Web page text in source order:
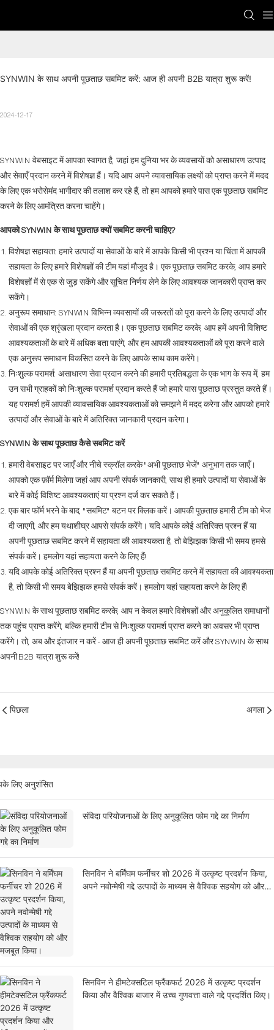
SYNWIN के साथ अपनी पूछताछ सबमिट करें: आज ही अपनी B2B यात्रा शुरू करें!
2024-12-17
SYNWIN वेबसाइट में आपका स्वागत है, जहां हम दुनिया भर के व्यवसायों को असाधारण उत्पाद
और सेवाएँ प्रदान करने में विशेषज्ञ हैं। यदि आप अपने व्यावसायिक लक्ष्यों को प्राप्त करने में मदद
के लिए एक भरोसेमंद भागीदार की तलाश कर रहे हैं, तो हम आपको हमारे पास एक पूछताछ सबमिट
करने के लिए आमंत्रित करना चाहेंगे।
आपको SYNWIN के साथ पूछताछ क्यों सबमिट करनी चाहिए?
विशेषज्ञ सहायता: हमारे उत्पादों या सेवाओं के बारे में आपके किसी भी प्रश्न या चिंता में आपकी
सहायता के लिए हमारे विशेषज्ञों की टीम यहां मौजूद है। एक पूछताछ सबमिट करके, आप हमारे
विशेषज्ञों में से एक से जुड़ सकेंगे और सूचित निर्णय लेने के लिए आवश्यक जानकारी प्राप्त कर
सकेंगे।
अनुरूप समाधान: SYNWIN विभिन्न व्यवसायों की जरूरतों को पूरा करने के लिए उत्पादों और
सेवाओं की एक श्रृंखला प्रदान करता है। एक पूछताछ सबमिट करके, आप हमें अपनी विशिष्ट
आवश्यकताओं के बारे में अधिक बता पाएंगे, और हम आपकी आवश्यकताओं को पूरा करने वाले
एक अनुरूप समाधान विकसित करने के लिए आपके साथ काम करेंगे।
निःशुल्क परामर्श: असाधारण सेवा प्रदान करने की हमारी प्रतिबद्धता के एक भाग के रूप में, हम
उन सभी ग्राहकों को निःशुल्क परामर्श प्रदान करते हैं जो हमारे पास पूछताछ प्रस्तुत करते हैं।
यह परामर्श हमें आपकी व्यावसायिक आवश्यकताओं को समझने में मदद करेगा और आपको हमारे
उत्पादों और सेवाओं के बारे में अतिरिक्त जानकारी प्रदान करेगा।
SYNWIN के साथ पूछताछ कैसे सबमिट करें
हमारी वेबसाइट पर जाएँ और नीचे स्क्रॉल करके "अभी पूछताछ भेजें" अनुभाग तक जाएँ।
आपको एक फ़ॉर्म मिलेगा जहां आप अपनी संपर्क जानकारी, साथ ही हमारे उत्पादों या सेवाओं के
बारे में कोई विशिष्ट आवश्यकताएं या प्रश्न दर्ज कर सकते हैं।
एक बार फॉर्म भरने के बाद, "सबमिट" बटन पर क्लिक करें। आपकी पूछताछ हमारी टीम को भेज
दी जाएगी, और हम यथाशीघ्र आपसे संपर्क करेंगे। यदि आपके कोई अतिरिक्त प्रश्न हैं या
अपनी पूछताछ सबमिट करने में सहायता की आवश्यकता है, तो बेझिझक किसी भी समय हमसे
संपर्क करें। हमलोग यहां सहायता करने के लिए हैं!
यदि आपके कोई अतिरिक्त प्रश्न हैं या अपनी पूछताछ सबमिट करने में सहायता की आवश्यकता
है, तो किसी भी समय बेझिझक हमसे संपर्क करें। हमलोग यहां सहायता करने के लिए हैं!
SYNWIN के साथ पूछताछ सबमिट करके, आप न केवल हमारे विशेषज्ञों और अनुकूलित समाधानों
तक पहुंच प्राप्त करेंगे, बल्कि हमारी टीम से निःशुल्क परामर्श प्राप्त करने का अवसर भी प्राप्त
करेंगे। तो, अब और इंतजार न करें - आज ही अपनी पूछताछ सबमिट करें और SYNWIN के साथ
अपनी B2B यात्रा शुरू करें!
पिछला अगला
लिए अनुशंसित
संविदा परियोजनाओं के लिए अनुकूलित फोम गद्दे का निर्माण
सिनविन ने बर्मिंघम फर्नीचर शो 2026 में उत्कृष्ट प्रदर्शन किया,
अपने नवोन्मेषी गद्दे उत्पादों के माध्यम से वैश्विक सहयोग को और
सिनविन ने हीमटेक्सटिल फ्रैंकफर्ट 2026 में उत्कृष्ट प्रदर्शन
किया और वैश्विक बाजार में उच्च गुणवत्ता वाले गद्दे प्रदर्शित किए।